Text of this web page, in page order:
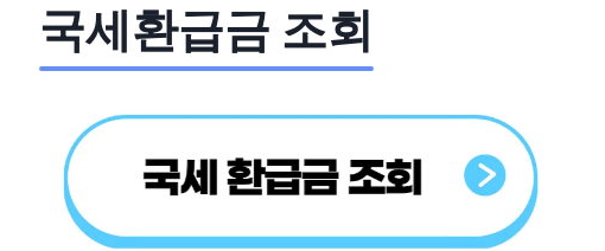
국세환급금 조회